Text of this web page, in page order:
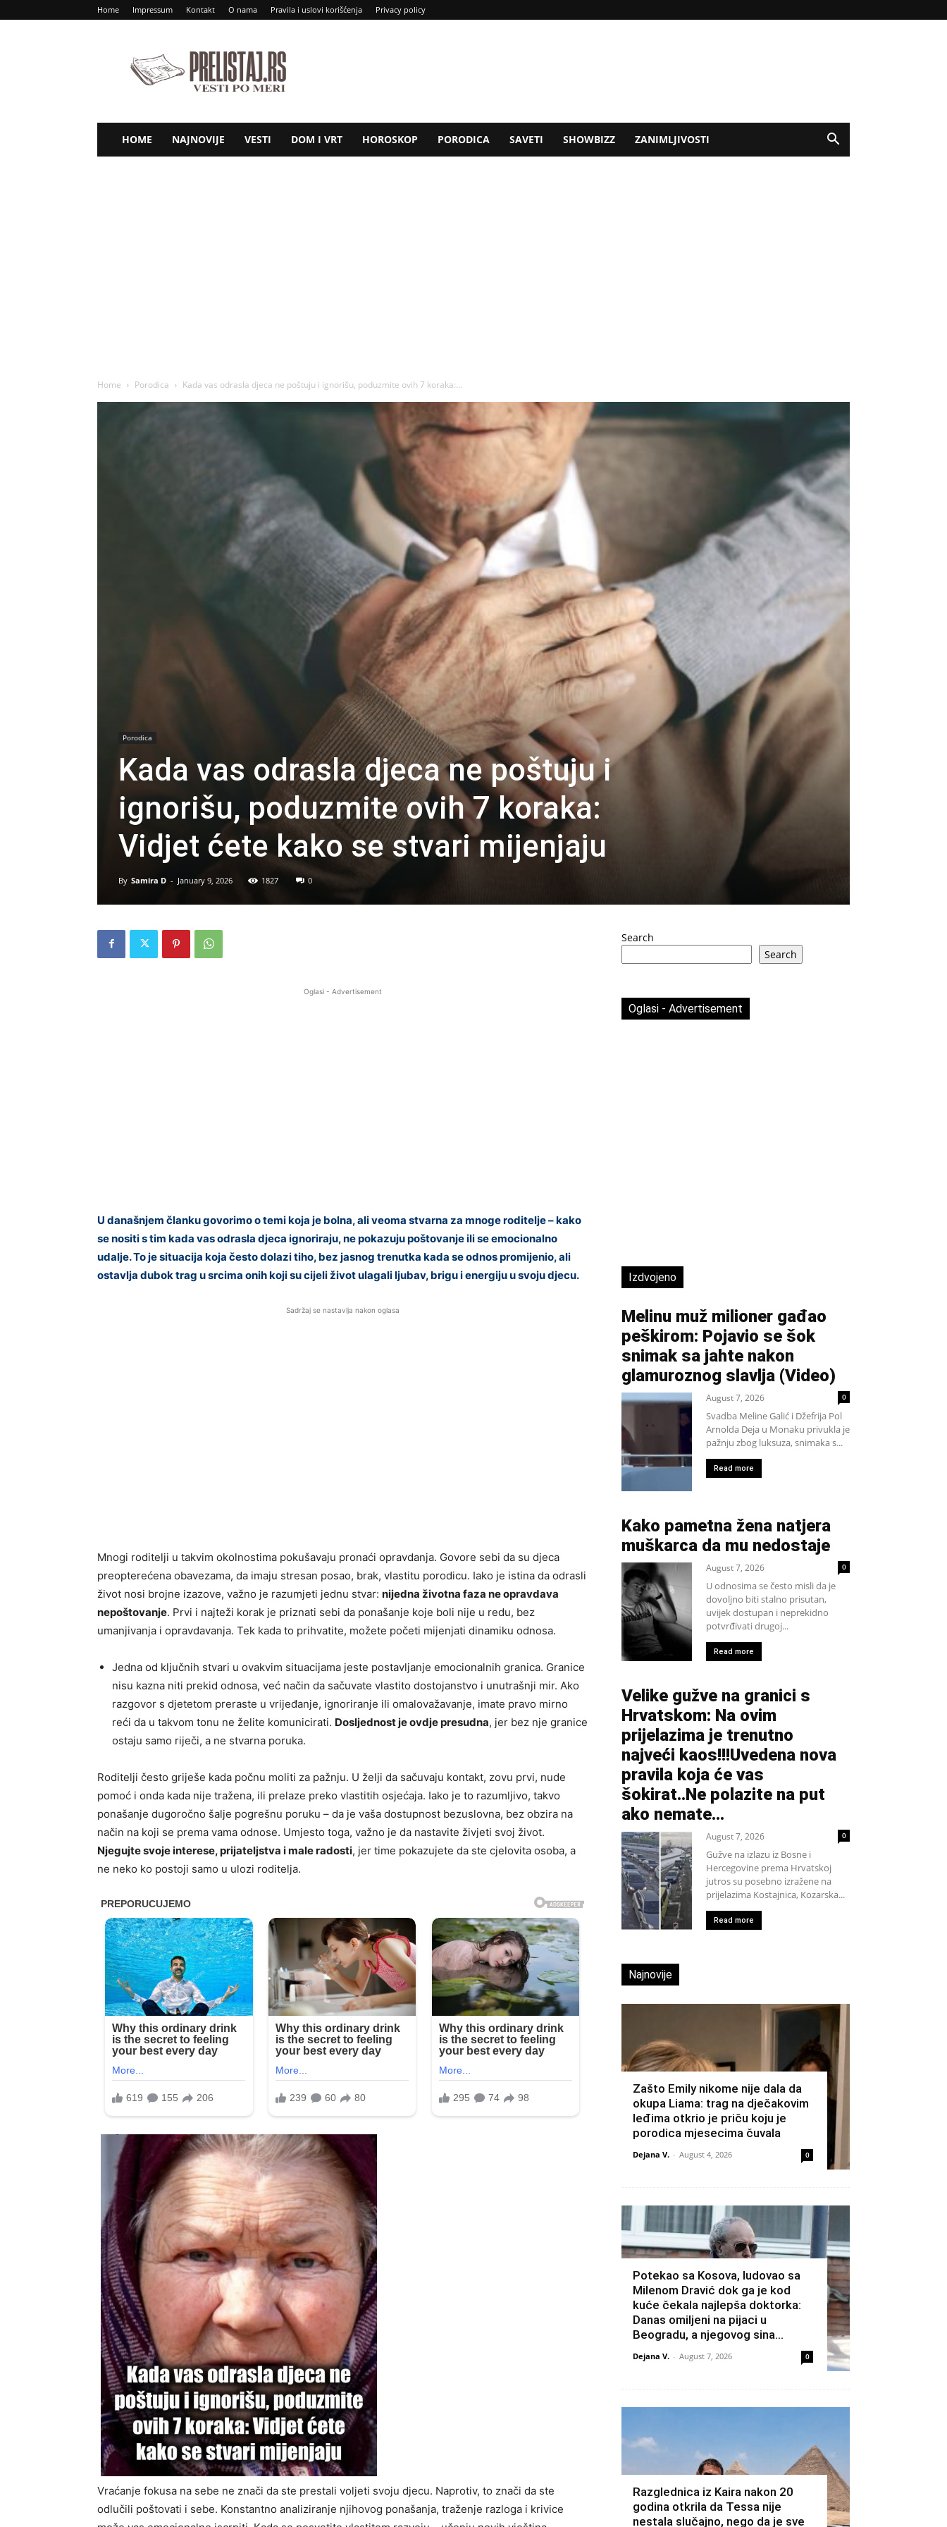
Home Impressum Kontakt O nama Pravila i uslovi korišćenja Privacy policy
RS
HOME NAJNOVIJE VESTI DOM I VRT HOROSKOP PORODICA SAVETI SHOWBIZZ ZANIMLJIVOSTI
Home Porodica Kada vas odrasla djeca ne poštuju i ignorišu, poduzmite ovih 7 koraka:...
Porodica
Kada vas odrasla djeca ne poštuju i
ignorišu, poduzmite ovih 7 koraka:
Vidjet ćete kako se stvari mijenjaju
By Samira D - January 9, 2026 1827 0
Oglasi - Advertisement
U današnjem članku govorimo o temi koja je bolna, ali veoma stvarna za mnoge roditelje – kako
se nositi s tim kada vas odrasla djeca ignoriraju, ne pokazuju poštovanje ili se emocionalno
udalje. To je situacija koja često dolazi tiho, bez jasnog trenutka kada se odnos promijenio, ali
ostavlja dubok trag u srcima onih koji su cijeli život ulagali ljubav, brigu i energiju u svoju djecu.
Sadržaj se nastavlja nakon oglasa
Mnogi roditelji u takvim okolnostima pokušavaju pronaći opravdanja. Govore sebi da su djeca
preopterećena obavezama, da imaju stresan posao, brak, vlastitu porodicu. Iako je istina da odrasli
život nosi brojne izazove, važno je razumjeti jednu stvar: nijedna životna faza ne opravdava
nepoštovanje. Prvi i najteži korak je priznati sebi da ponašanje koje boli nije u redu, bez
umanjivanja i opravdavanja. Tek kada to prihvatite, možete početi mijenjati dinamiku odnosa.
Jedna od ključnih stvari u ovakvim situacijama jeste postavljanje emocionalnih granica. Granice
nisu kazna niti prekid odnosa, već način da sačuvate vlastito dostojanstvo i unutrašnji mir. Ako
razgovor s djetetom preraste u vrijeđanje, ignoriranje ili omalovažavanje, imate pravo mirno
reći da u takvom tonu ne želite komunicirati. Dosljednost je ovdje presudna, jer bez nje granice
ostaju samo riječi, a ne stvarna poruka.
Roditelji često griješe kada počnu moliti za pažnju. U želji da sačuvaju kontakt, zovu prvi, nude
pomoć i onda kada nije tražena, ili prelaze preko vlastitih osjećaja. Iako je to razumljivo, takvo
ponašanje dugoročno šalje pogrešnu poruku – da je vaša dostupnost bezuslovna, bez obzira na
način na koji se prema vama odnose. Umjesto toga, važno je da nastavite živjeti svoj život.
Njegujte svoje interese, prijateljstva i male radosti, jer time pokazujete da ste cjelovita osoba, a
ne neko ko postoji samo u ulozi roditelja.
Vraćanje fokusa na sebe ne znači da ste prestali voljeti svoju djecu. Naprotiv, to znači da ste
odlučili poštovati i sebe. Konstantno analiziranje njihovog ponašanja, traženje razloga i krivice
Search
Search
Oglasi - Advertisement
Izdvojeno
Melinu muž milioner gađao
peškirom: Pojavio se šok
snimak sa jahte nakon
glamuroznog slavlja (Video)
August 7, 2026 0
Svadba Meline Galić i Džefrija Pol
Arnolda Deja u Monaku privukla je
pažnju zbog luksuza, snimaka s...
Read more
Kako pametna žena natjera
muškarca da mu nedostaje
August 7, 2026 0
U odnosima se često misli da je
dovoljno biti stalno prisutan,
uvijek dostupan i neprekidno
potvrđivati drugoj...
Read more
Velike gužve na granici s
Hrvatskom: Na ovim
prijelazima je trenutno
najveći kaos!!!Uvedena nova
pravila koja će vas
šokirat..Ne polazite na put
ako nemate...
August 7, 2026 0
Gužve na izlazu iz Bosne i
Hercegovine prema Hrvatskoj
jutros su posebno izražene na
prijelazima Kostajnica, Kozarska...
Read more
Najnovije
Zašto Emily nikome nije dala da
okupa Liama: trag na dječakovim
leđima otkrio je priču koju je
porodica mjesecima čuvala
Dejana V. - August 4, 2026 0
Potekao sa Kosova, ludovao sa
Milenom Dravić dok ga je kod
kuće čekala najlepša doktorka:
Danas omiljeni na pijaci u
Beogradu, a njegovog sina...
Dejana V. - August 7, 2026 0
Razglednica iz Kaira nakon 20
godina otkrila da Tessa nije
nestala slučajno, nego da je sve